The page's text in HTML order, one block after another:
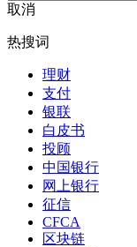
取消
热搜词
理财
支付
银联
白皮书
投顾
中国银行
网上银行
征信
CFCA
区块链